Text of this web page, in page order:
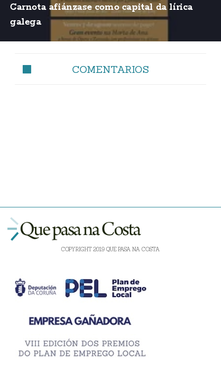
Carnota afiánzase como capital da lírica
galega
COMENTARIOS
COPYRIGHT 2019 QUE PASA NA COSTA